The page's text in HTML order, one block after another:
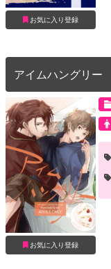
お気に入り登録
アイムハングリー
お気に入り登録